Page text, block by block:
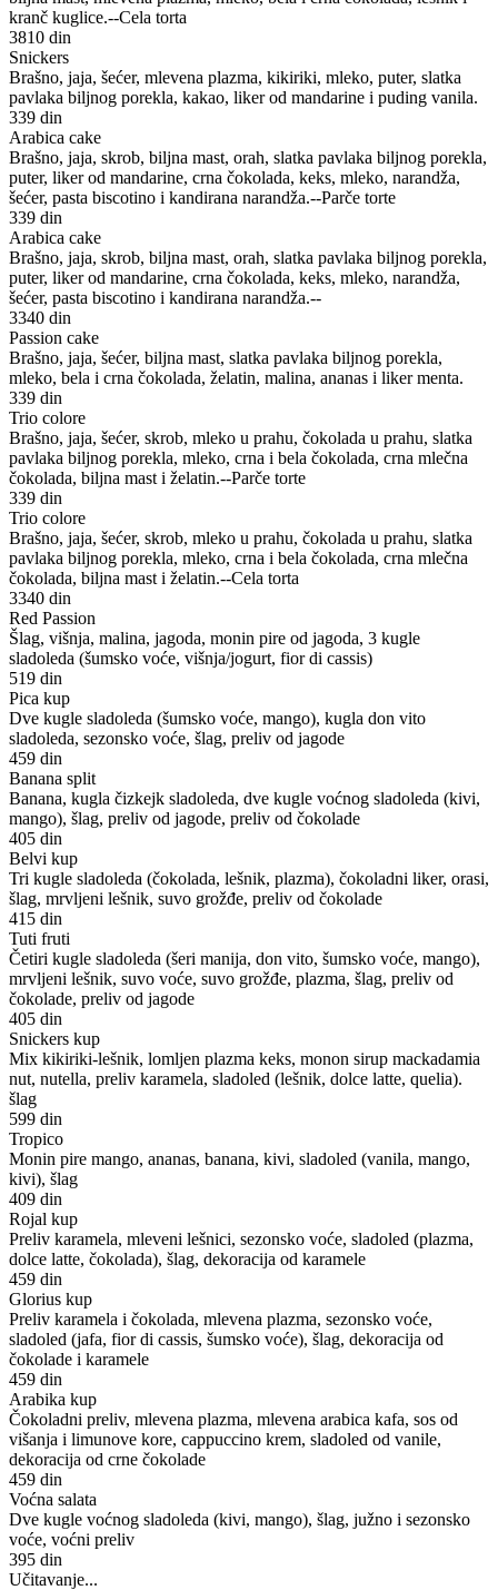
kranč kuglice.--Cela torta
3810 din
Snickers
Brašno, jaja, šećer, mlevena plazma, kikiriki, mleko, puter, slatka
pavlaka biljnog porekla, kakao, liker od mandarine i puding vanila.
339 din
Arabica cake
Brašno, jaja, skrob, biljna mast, orah, slatka pavlaka biljnog porekla,
puter, liker od mandarine, crna čokolada, keks, mleko, narandža,
šećer, pasta biscotino i kandirana narandža.--Parče torte
339 din
Arabica cake
Brašno, jaja, skrob, biljna mast, orah, slatka pavlaka biljnog porekla,
puter, liker od mandarine, crna čokolada, keks, mleko, narandža,
šećer, pasta biscotino i kandirana narandža.--
3340 din
Passion cake
Brašno, jaja, šećer, biljna mast, slatka pavlaka biljnog porekla,
mleko, bela i crna čokolada, želatin, malina, ananas i liker menta.
339 din
Trio colore
Brašno, jaja, šećer, skrob, mleko u prahu, čokolada u prahu, slatka
pavlaka biljnog porekla, mleko, crna i bela čokolada, crna mlečna
čokolada, biljna mast i želatin.--Parče torte
339 din
Trio colore
Brašno, jaja, šećer, skrob, mleko u prahu, čokolada u prahu, slatka
pavlaka biljnog porekla, mleko, crna i bela čokolada, crna mlečna
čokolada, biljna mast i želatin.--Cela torta
3340 din
Red Passion
Šlag, višnja, malina, jagoda, monin pire od jagoda, 3 kugle
sladoleda (šumsko voće, višnja/jogurt, fior di cassis)
519 din
Pica kup
Dve kugle sladoleda (šumsko voće, mango), kugla don vito
sladoleda, sezonsko voće, šlag, preliv od jagode
459 din
Banana split
Banana, kugla čizkejk sladoleda, dve kugle voćnog sladoleda (kivi,
mango), šlag, preliv od jagode, preliv od čokolade
405 din
Belvi kup
Tri kugle sladoleda (čokolada, lešnik, plazma), čokoladni liker, orasi,
šlag, mrvljeni lešnik, suvo grožđe, preliv od čokolade
415 din
Tuti fruti
Četiri kugle sladoleda (šeri manija, don vito, šumsko voće, mango),
mrvljeni lešnik, suvo voće, suvo grožđe, plazma, šlag, preliv od
čokolade, preliv od jagode
405 din
Snickers kup
Mix kikiriki-lešnik, lomljen plazma keks, monon sirup mackadamia
nut, nutella, preliv karamela, sladoled (lešnik, dolce latte, quelia).
šlag
599 din
Tropico
Monin pire mango, ananas, banana, kivi, sladoled (vanila, mango,
kivi), šlag
409 din
Rojal kup
Preliv karamela, mleveni lešnici, sezonsko voće, sladoled (plazma,
dolce latte, čokolada), šlag, dekoracija od karamele
459 din
Glorius kup
Preliv karamela i čokolada, mlevena plazma, sezonsko voće,
sladoled (jafa, fior di cassis, šumsko voće), šlag, dekoracija od
čokolade i karamele
459 din
Arabika kup
Čokoladni preliv, mlevena plazma, mlevena arabica kafa, sos od
višanja i limunove kore, cappuccino krem, sladoled od vanile,
dekoracija od crne čokolade
459 din
Voćna salata
Dve kugle voćnog sladoleda (kivi, mango), šlag, južno i sezonsko
voće, voćni preliv
395 din
Učitavanje...